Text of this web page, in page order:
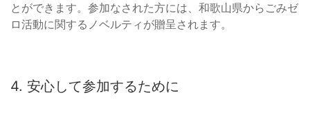
とができます。参加なされた方には、和歌山県からごみゼ
ロ活動に関するノベルティが贈呈されます。
4. 安心して参加するために